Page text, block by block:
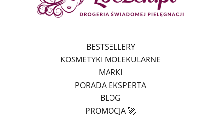
BESTSELLERY
KOSMETYKI MOLEKULARNE
MARKI
PORADA EKSPERTA
BLOG
PROMOCJA 🚀